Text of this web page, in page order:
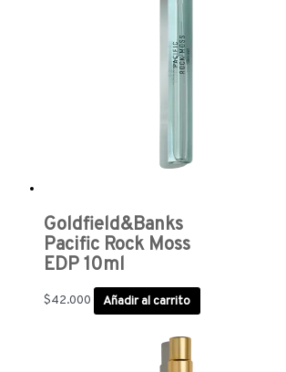
Goldfield&Banks
Pacific Rock Moss
EDP 10ml
$42.000 Añadir al carrito